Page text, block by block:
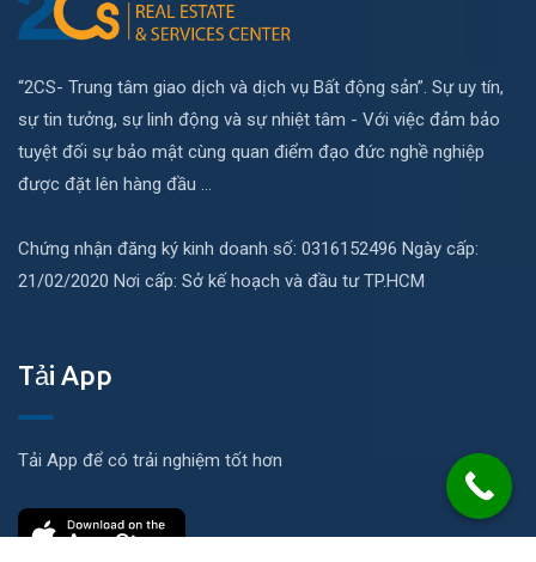
“2CS- Trung tâm giao dịch và dịch vụ Bất động sản”. Sự uy tín,
sự tin tưởng, sự linh động và sự nhiệt tâm - Với việc đảm bảo
tuyệt đối sự bảo mật cùng quan điểm đạo đức nghề nghiệp
được đặt lên hàng đầu ...
Chứng nhận đăng ký kinh doanh số: 0316152496 Ngày cấp:
21/02/2020 Nơi cấp: Sở kế hoạch và đầu tư TP.HCM
Tải App
Tải App để có trải nghiệm tốt hơn